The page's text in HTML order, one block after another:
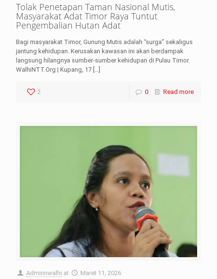
Tolak Penetapan Taman Nasional Mutis,
Masyarakat Adat Timor Raya Tuntut
Pengembalian Hutan Adat
Bagi masyarakat Timor, Gunung Mutis adalah “surga” sekaligus
jantung kehidupan. Kerusakan kawasan ini akan berdampak
langsung hilangnya sumber-sumber kehidupan di Pulau Timor.
WalhiNTT.Org | Kupang, 17 […]
2 0 Read more
Adminnwalhi at Maret 11, 2026